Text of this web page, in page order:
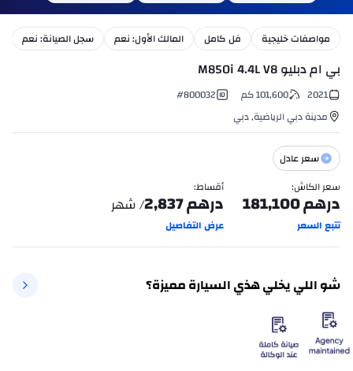
مواصفات خليجية فل كامل المالك الأول: نعم سجل الصيانة: نعم
بي ام دبليو M850i 4.4L V8
2021
101,600 كم #800032
مدينة دبي الرياضية,دبي
سعر عادل
سعر الكاش:
درهم181,100
تتبع السعر
أقساط:
درهم2,837/ شهر
عرض التفاصيل
شو اللي يخلي هذي السيارة مميزة؟